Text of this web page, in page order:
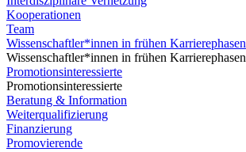
Kooperationen
Team
Wissenschaftler*innen in frühen Karrierephasen
Wissenschaftler*innen in frühen Karrierephasen
Promotionsinteressierte
Promotionsinteressierte
Beratung & Information
Weiterqualifizierung
Finanzierung
Promovierende